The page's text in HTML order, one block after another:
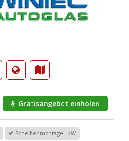
Gratisangebot einholen
Scheibenmontage LKW